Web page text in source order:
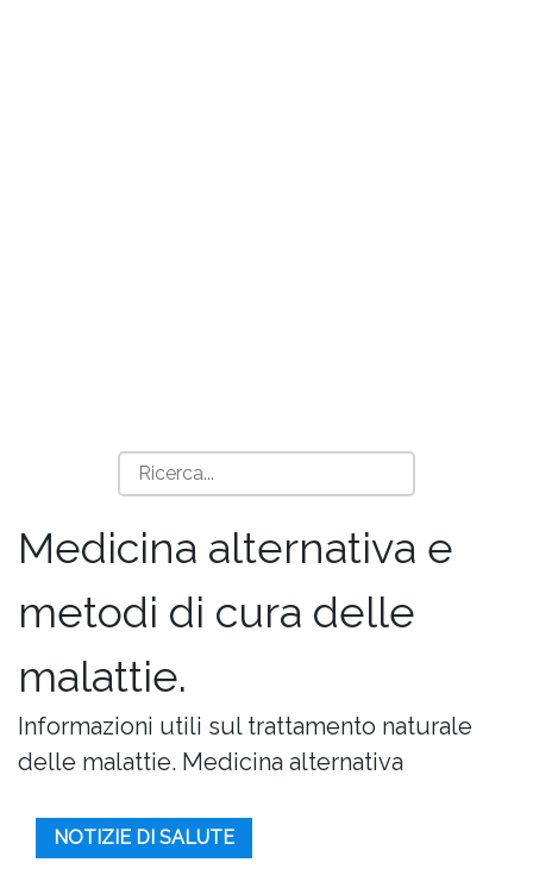
Medicina alternativa e
metodi di cura delle
malattie.
Informazioni utili sul trattamento naturale
delle malattie. Medicina alternativa
NOTIZIE DI SALUTE